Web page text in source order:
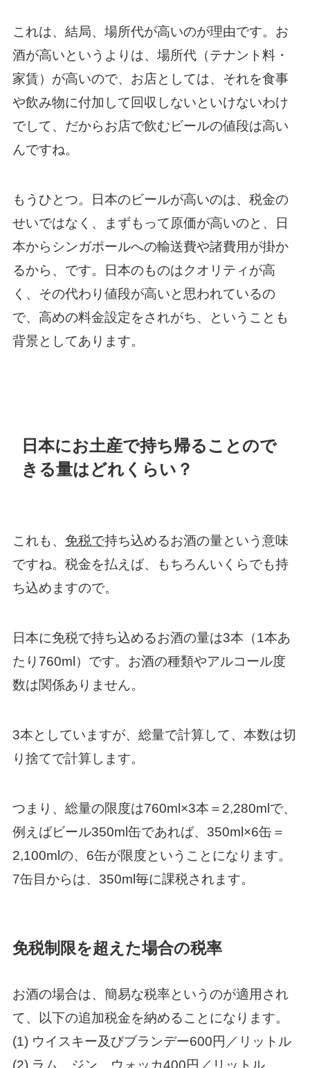
これは、結局、場所代が高いのが理由です。お
酒が高いというよりは、場所代（テナント料・
家賃）が高いので、お店としては、それを食事
や飲み物に付加して回収しないといけないわけ
でして、だからお店で飲むビールの値段は高い
んですね。
もうひとつ。日本のビールが高いのは、税金の
せいではなく、まずもって原価が高いのと、日
本からシンガポールへの輸送費や諸費用が掛か
るから、です。日本のものはクオリティが高
く、その代わり値段が高いと思われているの
で、高めの料金設定をされがち、ということも
背景としてあります。
日本にお土産で持ち帰ることので
きる量はどれくらい？
これも、 免税で持ち込めるお酒の量という意味
ですね。税金を払えば、もちろんいくらでも持
ち込めますので。
日本に免税で持ち込めるお酒の量は3本（1本あ
たり760ml）です。お酒の種類やアルコール度
数は関係ありません。
3本としていますが、総量で計算して、本数は切
り捨てで計算します。
つまり、総量の限度は760ml×3本＝2,280mlで、
例えばビール350ml缶であれば、350ml×6缶＝
2,100mlの、6缶が限度ということになります。
7缶目からは、350ml毎に課税されます。
免税制限を超えた場合の税率
お酒の場合は、簡易な税率というのが適用され
て、以下の追加税金を納めることになります。
(1) ウイスキー及びブランデー600円／リットル